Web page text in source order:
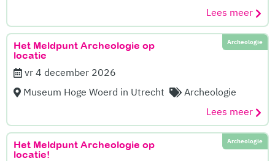
Lees meer
Het Meldpunt Archeologie op
locatie
vr 4 december 2026
Museum Hoge Woerd in Utrecht
Archeologie
Archeologie
Lees meer
Het Meldpunt Archeologie op
locatie!
Archeologie